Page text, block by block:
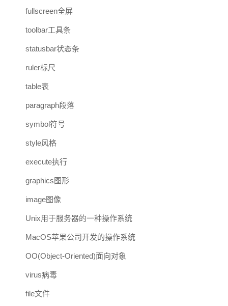
fullscreen全屏
toolbar工具条
statusbar状态条
ruler标尺
table表
paragraph段落
symbol符号
style风格
execute执行
graphics图形
image图像
Unix用于服务器的一种操作系统
MacOS苹果公司开发的操作系统
OO(Object-Oriented)面向对象
virus病毒
file文件